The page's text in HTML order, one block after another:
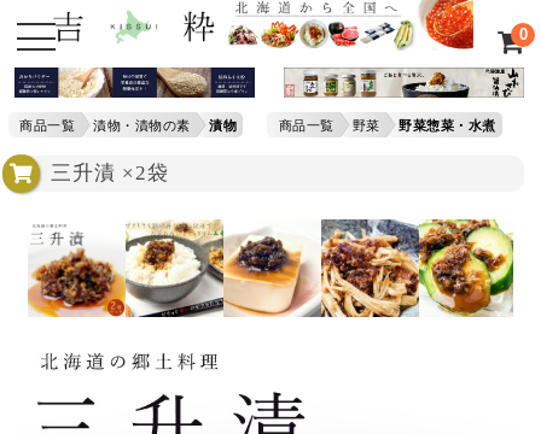
0
商品一覧 漬物・漬物の素 漬物 商品一覧 野菜 野菜惣菜・水煮
三升漬 ×2袋